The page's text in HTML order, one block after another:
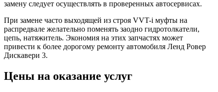
замену следует осуществлять в проверенных автосервисах.
При замене часто выходящей из строя VVT-i муфты на
распредвале желательно поменять заодно гидротолкатели,
цепь, натяжитель. Экономия на этих запчастях может
привести к более дорогому ремонту автомобиля Ленд Ровер
Дискавери 3.
Цены на оказание услуг